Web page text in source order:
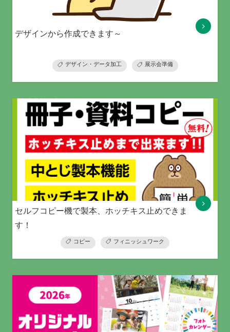
デザインから作成できます～
デザイン・データ加工 展示会準備
セルフコピー機で製本、ホッチキス止めできま
す！
コピー フィニッシュワーク